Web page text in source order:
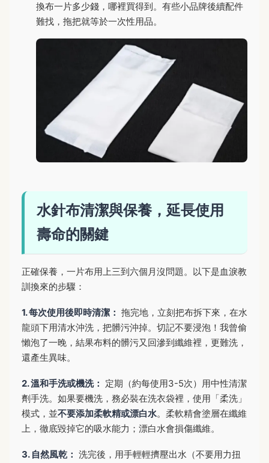
換布一片多少錢，哪裡買得到。有些小品牌後續配件
難找，拖把就等於一次性用品。
水針布清潔與保養，延長使用
壽命的關鍵
正確保養，一片布用上三到六個月沒問題。以下是血淚教
訓換來的步驟：
1. 每次使用後即時清潔： 拖完地，立刻把布拆下來，在水
龍頭下用清水沖洗，把髒污沖掉。切記不要浸泡！我曾偷
懶泡了一晚，結果布料的髒污又回滲到纖維裡，更難洗，
還產生異味。
2. 溫和手洗或機洗： 定期（約每使用3-5次）用中性清潔
劑手洗。如果要機洗，務必裝在洗衣袋裡，使用「柔洗」
模式，並不要添加柔軟精或漂白水。柔軟精會塗層在纖維
上，徹底毀掉它的吸水能力；漂白水會損傷纖維。
3. 自然風乾： 洗完後，用手輕輕擠壓出水（不要用力扭